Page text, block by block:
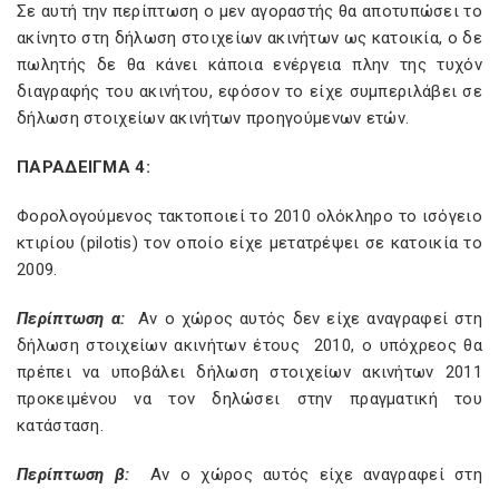
Σε αυτή την περίπτωση ο μεν αγοραστής θα αποτυπώσει το
ακίνητο στη δήλωση στοιχείων ακινήτων ως κατοικία, ο δε
πωλητής δε θα κάνει κάποια ενέργεια πλην της τυχόν
διαγραφής του ακινήτου, εφόσον το είχε συμπεριλάβει σε
δήλωση στοιχείων ακινήτων προηγούμενων ετών.
ΠΑΡΑΔΕΙΓΜΑ 4:
Φορολογούμενος τακτοποιεί το 2010 ολόκληρο το ισόγειο
κτιρίου (pilotis) τον οποίο είχε μετατρέψει σε κατοικία το
2009.
Περίπτωση α:Αν ο χώρος αυτός δεν είχε αναγραφεί στη
δήλωση στοιχείων ακινήτων έτους 2010, o υπόχρεος θα
πρέπει να υποβάλει δήλωση στοιχείων ακινήτων 2011
προκειμένου να τον δηλώσει στην πραγματική του
κατάσταση.
Περίπτωση β: Αν ο χώρος αυτός είχε αναγραφεί στη